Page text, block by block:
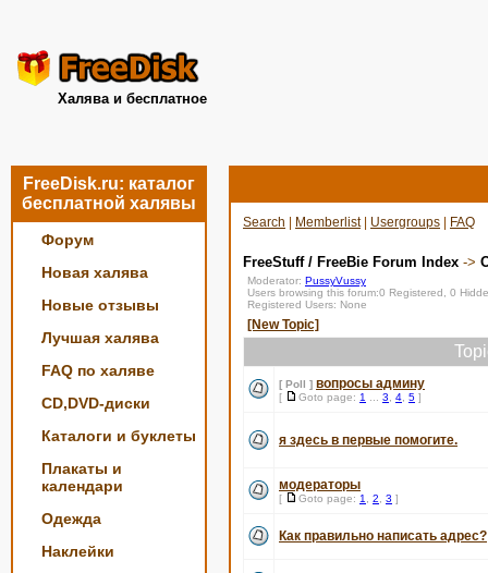
Халява и бесплатное
FreeDisk.ru: каталог
бесплатной халявы
Форум
Новая халява
Новые отзывы
Лучшая халява
FAQ по халяве
CD,DVD-диски
Каталоги и буклеты
Плакаты и
календари
Одежда
Наклейки
Search Memberlist| Usergroups FAQ
FreeStuff / FreeBie Forum Index ->
Moderator: PussyVussy
Users browsing this forum:0 Registered, 0
Registered Users: None
[New Topic]
[ Poll ] вопросы админу
[ Goto page: 1 3 4 5 ]
я здесь в первые помогите.
модераторы
[ Goto page: 1 2 3 ]
Как правильно написать адрес?